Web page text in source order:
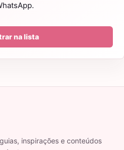
na lista
inspirações e conteúdos